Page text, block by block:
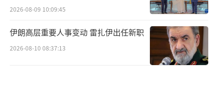
台湾《风传媒》一篇署名文章指出，美国
看准民进党的卑躬屈膝，故而把台湾视为可以
予取予求的“大补丸”。端走了台积电还不
够，现在连“所有半导体产业”都要从台湾(地
2026-08-09 10:09:45
伊朗高层重要人事变动 雷扎伊出任新职
2026-08-10 08:37:13